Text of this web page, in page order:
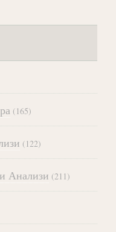
(165)
(122)
Анализи (211)